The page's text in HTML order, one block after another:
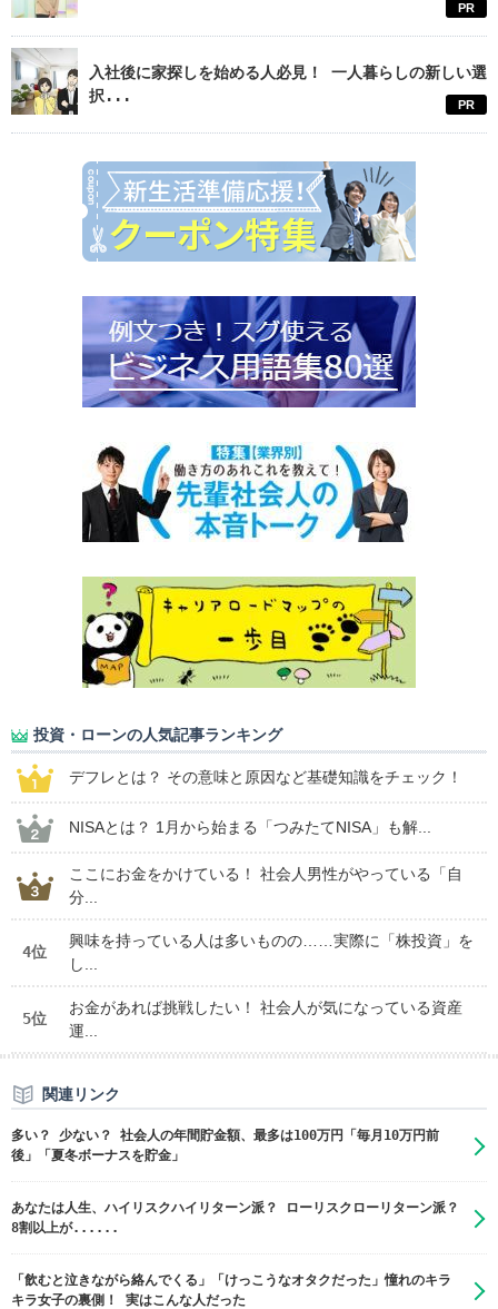
PR
入社後に家探しを始める人必見！ 一人暮らしの新しい選
択...
PR
投資・ローンの人気記事ランキング
デフレとは？ その意味と原因など基礎知識をチェック！
NISAとは？ 1月から始まる「つみたてNISA」も解...
ここにお金をかけている！ 社会人男性がやっている「自
分...
4位
興味を持っている人は多いものの……実際に「株投資」を
し...
5位
お金があれば挑戦したい！ 社会人が気になっている資産
運...
関連リンク
多い？ 少ない？ 社会人の年間貯金額、最多は100万円「毎月10万円前
後」「夏冬ボーナスを貯金」
あなたは人生、ハイリスクハイリターン派？ ローリスクローリターン派？
8割以上が......
「飲むと泣きながら絡んでくる」「けっこうなオタクだった」憧れのキラ
キラ女子の裏側！ 実はこんな人だった